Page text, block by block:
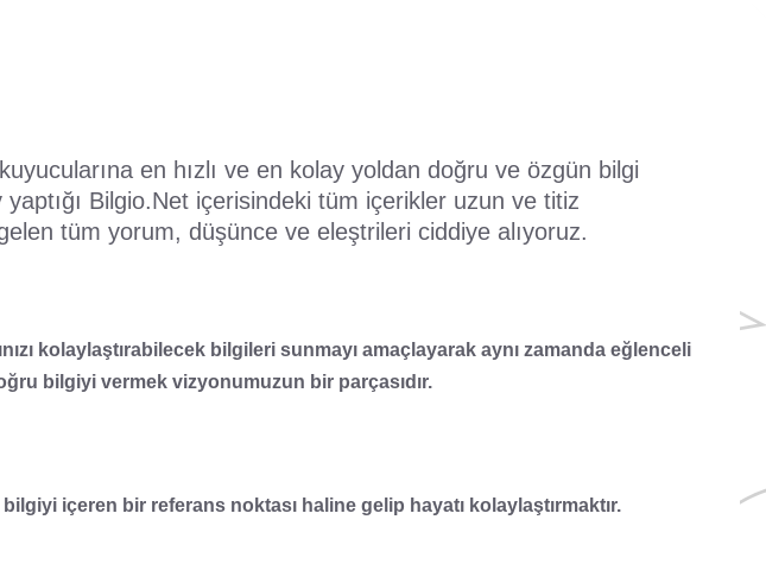
en hızlı ve en kolay yoldan doğru ve özgün bilgi
Bilgio.Net içerisindeki tüm içerikler uzun ve titiz
tüm yorum, düşünce ve eleştrileri ciddiye alıyoruz.
kolaylaştırabilecek bilgileri sunmayı amaçlayarak aynı zamanda eğlenceli
bilgiyi vermek vizyonumuzun bir parçasıdır.
içeren bir referans noktası haline gelip hayatı kolaylaştırmaktır.